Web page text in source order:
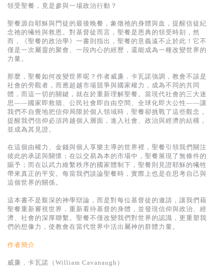
英文二手書
精選英文書
電子書
領受聖餐，竟是參與一場政治行動？
聖餐源自耶穌與門徒的最後晚餐，象徵祂的身體與血，提醒信徒紀
念祂的犧牲與救恩。對基督徒而言，聖餐是恩典的領受時刻，然
而，《聖餐的政治學》一書則指出，聖餐的意義遠不止於此！它不
僅是一次屬靈的聚會、一段內心的經歷，還能成為一種改變世界的
力量。
那麼，聖餐如何改變世界呢？作者威廉．卡瓦諾強調，教會不該是
社會的旁觀者，而應超越市場競爭與國家權力，成為不同的共同
體，而這一切的關鍵，就在於重新理解聖餐。當現代社會的三大迷
思——國家即救贖、公民社會即自由空間、全球化即大公性——讓
我們不自覺地把信仰局限於個人領域時，聖餐卻挑戰了這些觀念，
提醒我們信仰必須跨越個人層面，進入社會、政治與經濟的結構，
並成為其見證。
在這個由權力、金錢與個人享樂主導的世界裡，聖餐引領我們關注
彼此的承諾與關懷；在以交易為本的市場中，聖餐展現了無條件的
賜予；而在以武力維繫秩序的國家體制下，聖餐則見證耶穌的犧牲
帶來真正的平安。每當我們談論聖餐時，實際上也是在思考自己與
這個世界的關係。
這本書不是艱深的神學辯論，而是對每位基督徒的邀請，讓我們藉
聖餐重新審視世界，重新看待基督的身體，並發現信仰與政治、經
濟、社會的深厚聯繫。聖餐不僅改變我們對世界的認識，更重塑我
們的想像力，使教會在當代世界中活出屬神的群體力量。
作者簡介
威廉．卡瓦諾（William Cavanaugh）